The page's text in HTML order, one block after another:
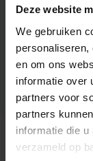
Deze website
We gebruiken
en om ons
informatie over
partners voor
partners
informatie die
verzameld op